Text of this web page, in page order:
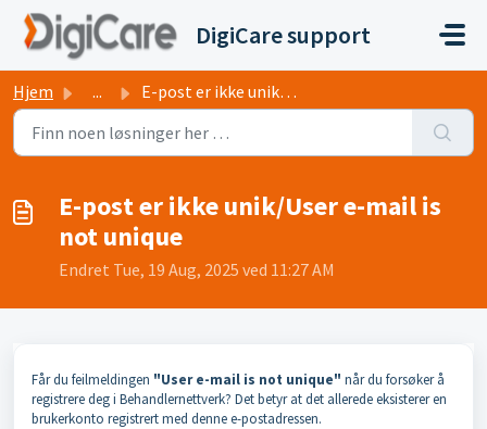
Gå til hovedinnhold
DigiCare support
Hjem ... E-post er ikke unik/User e-mail is not unique
E-post er ikke unik/User e-mail is
not unique
Endret Tue, 19 Aug, 2025 ved 11:27 AM
Får du feilmeldingen "User e-mail is not unique" når du forsøker å
registrere deg i Behandlernettverk? Det betyr at det allerede eksisterer en
brukerkonto registrert med denne e-postadressen.